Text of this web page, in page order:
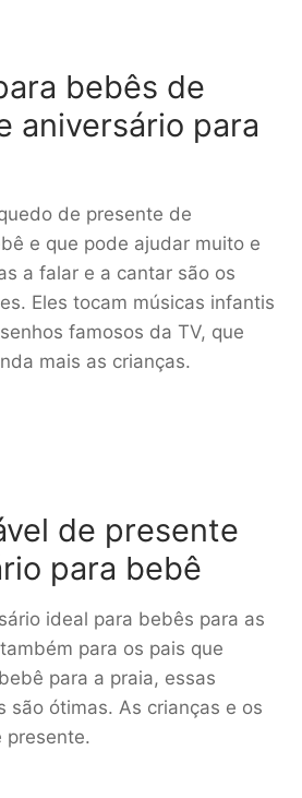
bebês de
aniversário para
de presente de
e que pode ajudar muito e
a falar e a cantar são os
Eles tocam músicas infantis
famosos da TV, que
mais as crianças.
de presente
para bebê
ideal para bebês para as
para os pais que
para a praia, essas
são ótimas. As crianças e os
presente.